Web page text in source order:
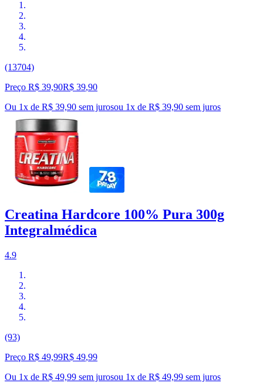
(13704)
Preço R$ 39,90R$ 39,90
Ou 1x de R$ 39,90 sem jurosou 1x de R$ 39,90 sem juros
Creatina Hardcore 100% Pura 300g
Integralmédica
4.9
(93)
Preço R$ 49,99R$ 49,99
Ou 1x de R$ 49,99 sem jurosou 1x de R$ 49,99 sem juros